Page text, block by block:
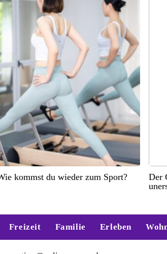
kommst du wieder zum Sport?
Der
Freizeit Familie Erleben